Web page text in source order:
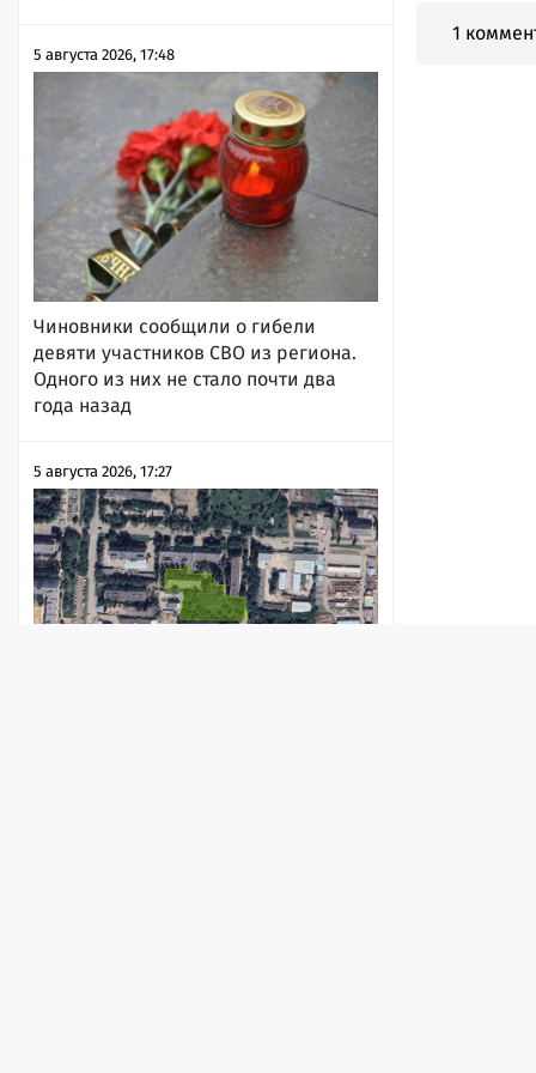
5 августа 2026, 17:48
Чиновники сообщили о гибели
девяти участников СВО из региона.
Одного из них не стало почти два
года назад
5 августа 2026, 17:27
1